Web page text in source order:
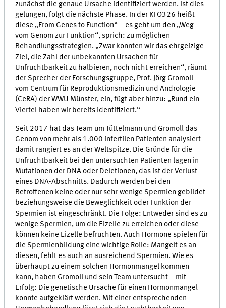
zunächst die genaue Ursache identifiziert werden. Ist dies
gelungen, folgt die nächste Phase. In der KFO326 heißt
diese „From Genes to Function“ – es geht um den „Weg
vom Genom zur Funktion“, sprich: zu möglichen
Behandlungsstrategien. „Zwar konnten wir das ehrgeizige
Ziel, die Zahl der unbekannten Ursachen für
Unfruchtbarkeit zu halbieren, noch nicht erreichen“, räumt
der Sprecher der Forschungsgruppe, Prof. Jörg Gromoll
vom Centrum für Reproduktionsmedizin und Andrologie
(CeRA) der WWU Münster, ein, fügt aber hinzu: „Rund ein
Viertel haben wir bereits identifiziert.“
Seit 2017 hat das Team um Tüttelmann und Gromoll das
Genom von mehr als 1.000 infertilen Patienten analysiert –
damit rangiert es an der Weltspitze. Die Gründe für die
Unfruchtbarkeit bei den untersuchten Patienten lagen in
Mutationen der DNA oder Deletionen, das ist der Verlust
eines DNA-Abschnitts. Dadurch werden bei den
Betroffenen keine oder nur sehr wenige Spermien gebildet
beziehungsweise die Beweglichkeit oder Funktion der
Spermien ist eingeschränkt. Die Folge: Entweder sind es zu
wenige Spermien, um die Eizelle zu erreichen oder diese
können keine Eizelle befruchten. Auch Hormone spielen für
die Spermienbildung eine wichtige Rolle: Mangelt es an
diesen, fehlt es auch an ausreichend Spermien. Wie es
überhaupt zu einem solchen Hormonmangel kommen
kann, haben Gromoll und sein Team untersucht – mit
Erfolg: Die genetische Ursache für einen Hormonmangel
konnte aufgeklärt werden. Mit einer entsprechenden